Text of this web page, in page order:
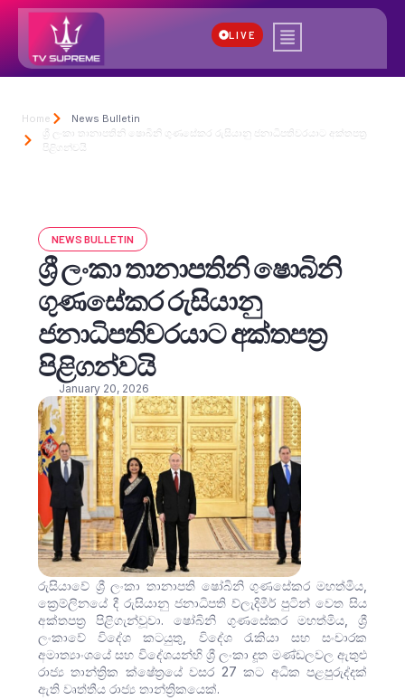
LIVE
Home
News Bulletin
ශ්‍රී ලංකා තානාපතිනි ෂොබිනි ගුණසේකර රුසියානු ජනාධිපතිවරයාට අක්තපත්‍ර
පිළිගන්වයි
NEWS BULLETIN
ශ්‍රී ලංකා තානාපතිනි ෂොබිනි
ගුණසේකර රුසියානු
ජනාධිපතිවරයාට අක්තපත්‍ර
පිළිගන්වයි
January 20, 2026
රුසියාවේ ශ්‍රී ලංකා තානාපති ෂෝබිනි ගුණසේකර මහත්මිය,
ක්‍රෙම්ලිනයේ දී රුසියානු ජනාධිපති ව්ලැදිමීර් පුටින් වෙත සිය
අක්තපත්‍ර පිළිගැන්වූවා. ෂෝබිනි ගුණසේකර මහත්මිය, ශ්‍රී
ලංකාවේ විදේශ කටයුතු, විදේශ රැකියා සහ සංචාරක
අමාත්‍යාංශයේ සහ විදේශයන්හි ශ්‍රී ලංකා දූත මණ්ඩලවල ඇතුළු
රාජ්‍ය තාන්ත්‍රික ක්ෂේත්‍රයේ වසර 27 කට අධික පළපුරුද්දක්
ඇති වෘත්තීය රාජ්‍ය තාන්ත්‍රිකයෙක්.